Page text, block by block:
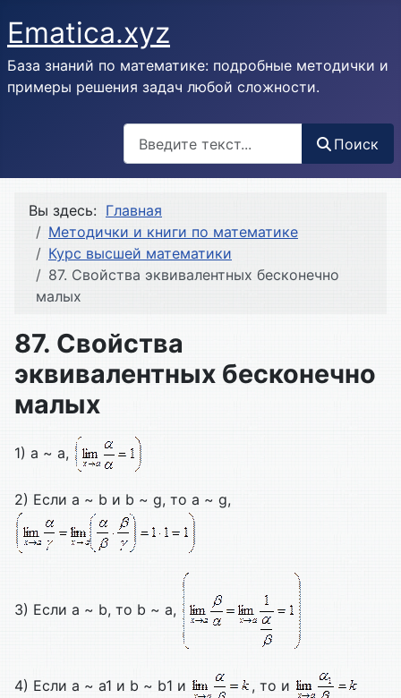
Ematica.xyz
База знаний по математике: подробные методички и
примеры решения задач любой сложности.
Поиск
Вы здесь: Главная
Методички и книги по математике
Курс высшей математики
87. Свойства эквивалентных бесконечно
малых
87. Свойства
эквивалентных бесконечно
малых
1) a ~ a,
2) Если a ~ b и b ~ g, то a ~ g,
3) Если a ~ b, то b ~ a,
4) Если a ~ a1 и b ~ b1 и , то и